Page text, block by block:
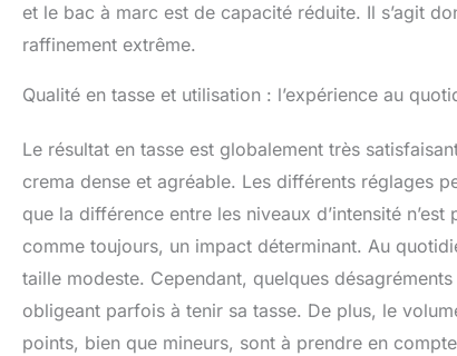
et le bac à marc est de capacité réduite. Il s’agit
raffinement extrême.
Qualité en tasse et utilisation : l’expérience au
Le résultat en tasse est globalement très
crema dense et agréable. Les différents réglages
que la différence entre les niveaux d’intensité
comme toujours, un impact déterminant. Au
taille modeste. Cependant, quelques
obligeant parfois à tenir sa tasse. De plus, le
points, bien que mineurs, sont à prendre en